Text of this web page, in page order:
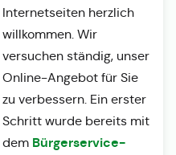
Internetseiten herzlich
willkommen. Wir
versuchen ständig, unser
Online-Angebot für Sie
zu verbessern. Ein erster
Schritt wurde bereits mit
dem Bürgerservice-